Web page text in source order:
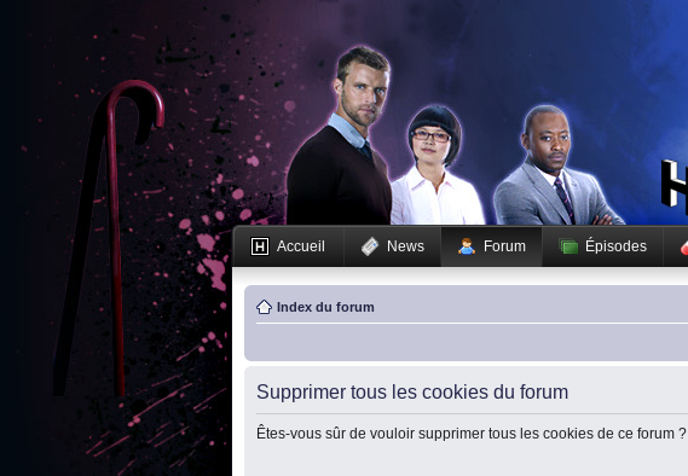
Accueil News Forum Épisodes
Index du forum
Supprimer tous les cookies du forum
Êtes-vous sûr de vouloir supprimer tous les cookies de ce forum ?